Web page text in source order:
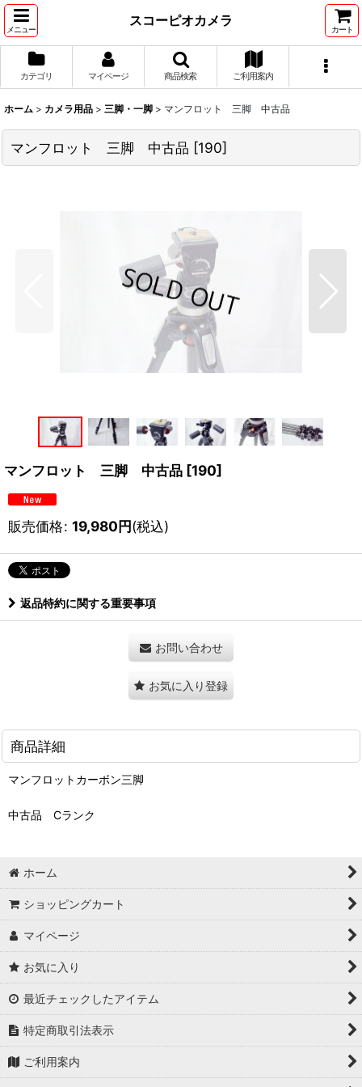
メニュー
スコーピオカメラ
カート
カテゴリ マイページ 商品検索 ご利用案内
ホーム > カメラ用品 > 三脚・一脚 > マンフロット 三脚 中古品
マンフロット 三脚 中古品 [190]
マンフロット 三脚 中古品 [190]
販売価格: 19,980円(税込)
返品特約に関する重要事項
お問い合わせ
お気に入り登録
商品詳細
マンフロットカーボン三脚
中古品 Cランク
ホーム
ショッピングカート
マイページ
お気に入り
最近チェックしたアイテム
特定商取引法表示
ご利用案内